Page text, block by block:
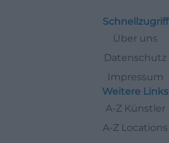
Schnellzugriff
Über uns
Datenschutz
Impressum
Weitere Links
A-Z Künstler
A-Z Locations